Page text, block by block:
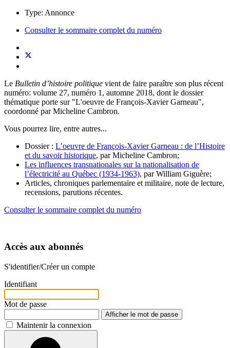
Type: Annonce
Consulter le sommaire complet du numéro
Le Bulletin d’histoire politique vient de faire paraître son plus récent
numéro: volume 27, numéro 1, automne 2018, dont le dossier
thématique porte sur "L'oeuvre de François-Xavier Garneau",
coordonné par Micheline Cambron.
Vous pourrez lire, entre autres...
Dossier : L’oeuvre de François-Xavier Garneau : de l’Histoire
et du savoir historique, par Micheline Cambron;
Les influences transnationales sur la nationalisation de
l’électricité au Québec (1934-1963), par William Giguère;
Articles, chroniques parlementaire et militaire, note de lecture,
recensions, parutions récentes.
Consulter le sommaire complet du numéro
Accès aux abonnés
S'identifier/Créer un compte
Identifiant
Mot de passe
Afficher le mot de passe
Maintenir la connexion